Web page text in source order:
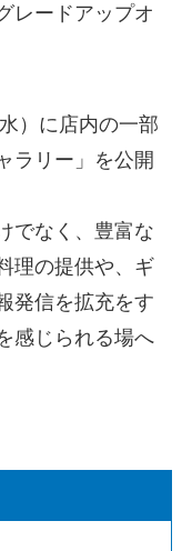
レードアップオ
）に店内の一部
ラリー」を公開
でなく、豊富な
理の提供や、ギ
発信を拡充をす
感じられる場へ